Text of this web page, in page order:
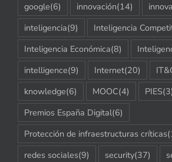
google(6) innovación(14)
inteligencia(9) Inteligencia
Inteligencia Económica(8)
intelligence(9) Internet(20)
knowledge(6) MOOC(4) PIES(3)
Premios España Digital(6)
Protección de infraestructuras críticas
redes sociales(9) security(37)